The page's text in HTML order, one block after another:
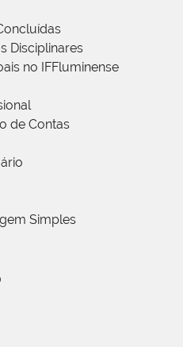
Disciplinares
no IFFluminense
de Contas
Simples